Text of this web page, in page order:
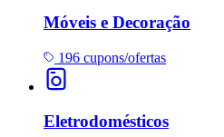
Móveis e Decoração
196 cupons/ofertas
Eletrodomésticos